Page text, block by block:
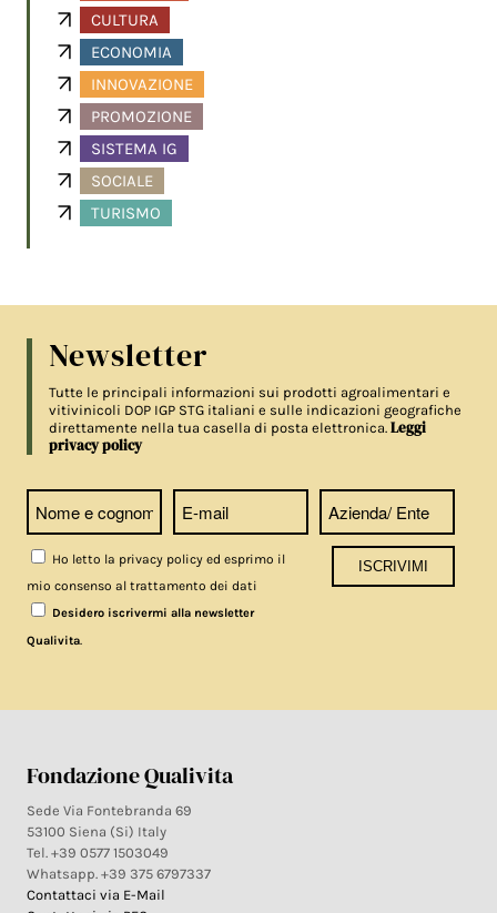
CULTURA
ECONOMIA
INNOVAZIONE
PROMOZIONE
SISTEMA IG
SOCIALE
TURISMO
Newsletter
Tutte le principali informazioni sui prodotti agroalimentari e
vitivinicoli DOP IGP STG italiani e sulle indicazioni geografiche
direttamente nella tua casella di posta elettronica.Leggi
privacy policy
Ho letto la privacy policy ed esprimo il
mio consenso al trattamento dei dati
Desidero iscrivermi alla newsletter
Qualivita.
Fondazione Qualivita
Sede Via Fontebranda 69
53100 Siena (Si) Italy
Tel. +39 0577 1503049
Whatsapp. +39 375 6797337
Contattaci via E-Mail